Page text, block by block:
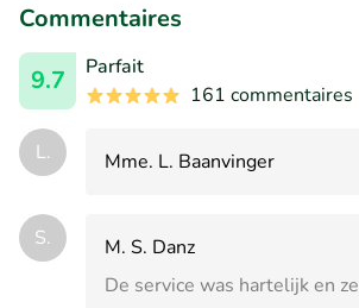
Commentaires
9.7
Parfait
161 commentaires
L. Mme. L. Baanvinger
S.
M. S. Danz
De service was hartelijk en